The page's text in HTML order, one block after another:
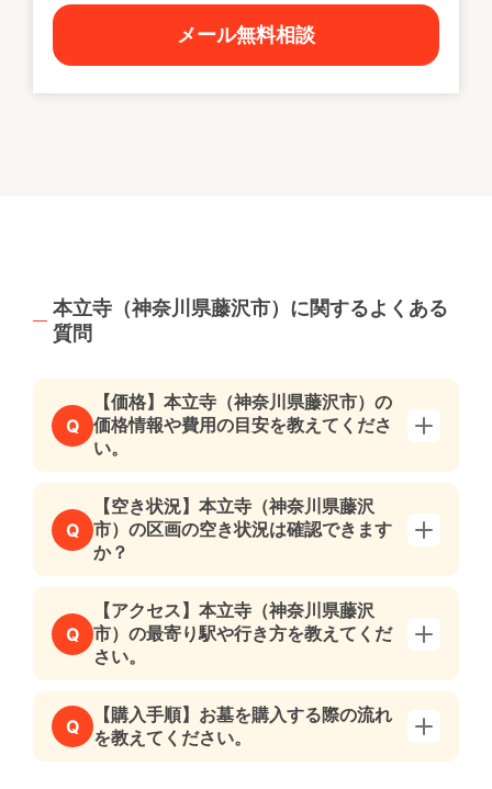
メール無料相談
本立寺（神奈川県藤沢市）に関するよくある
質問
Q
【価格】本立寺（神奈川県藤沢市）の
価格情報や費用の目安を教えてくださ
い。
Q
【空き状況】本立寺（神奈川県藤沢
市）の区画の空き状況は確認できます
か？
Q
【アクセス】本立寺（神奈川県藤沢
市）の最寄り駅や行き方を教えてくだ
さい。
Q
【購入手順】お墓を購入する際の流れ
を教えてください。